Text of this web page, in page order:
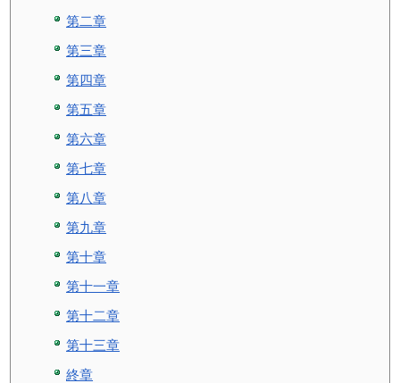
第二章
第三章
第四章
第五章
第六章
第七章
第八章
第九章
第十章
第十一章
第十二章
第十三章
終章